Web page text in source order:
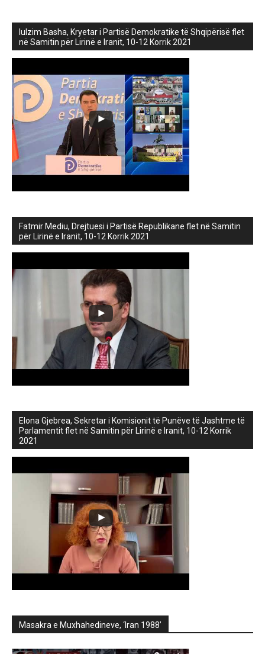
lulzim Basha, Kryetar i Partisë Demokratike të Shqipërisë flet
në Samitin për Lirinë e Iranit, 10-12 Korrik 2021
Fatmir Mediu, Drejtuesi i Partisë Republikane flet në Samitin
për Lirinë e Iranit, 10-12 Korrik 2021
Elona Gjebrea, Sekretar i Komisionit të Punëve të Jashtme të
Parlamentit flet në Samitin për Lirinë e Iranit, 10-12 Korrik
2021
Masakra e Muxhahedineve, ‘Iran 1988’